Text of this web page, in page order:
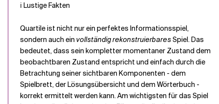
ℹ️ Lustige Fakten
Quartile ist nicht nur ein perfektes Informationsspiel,
sondern auch ein vollständig rekonstruierbaresSpiel. Das
bedeutet, dass sein kompletter momentaner Zustand dem
beobachtbaren Zustand entspricht und einfach durch die
Betrachtung seiner sichtbaren Komponenten - dem
Spielbrett, der Lösungsübersicht und dem Wörterbuch -
korrekt ermittelt werden kann. Am wichtigsten für das Spiel